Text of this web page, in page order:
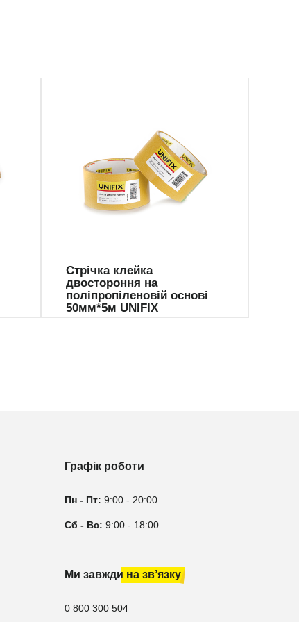
Стрічка клейка
двостороння на
поліпропіленовій основі
50мм*5м UNIFIX
PP-5005
Графік роботи
Пн - Пт: 9:00 - 20:00
Сб - Вс: 9:00 - 18:00
Ми завжди на зв’язку
0 800 300 504